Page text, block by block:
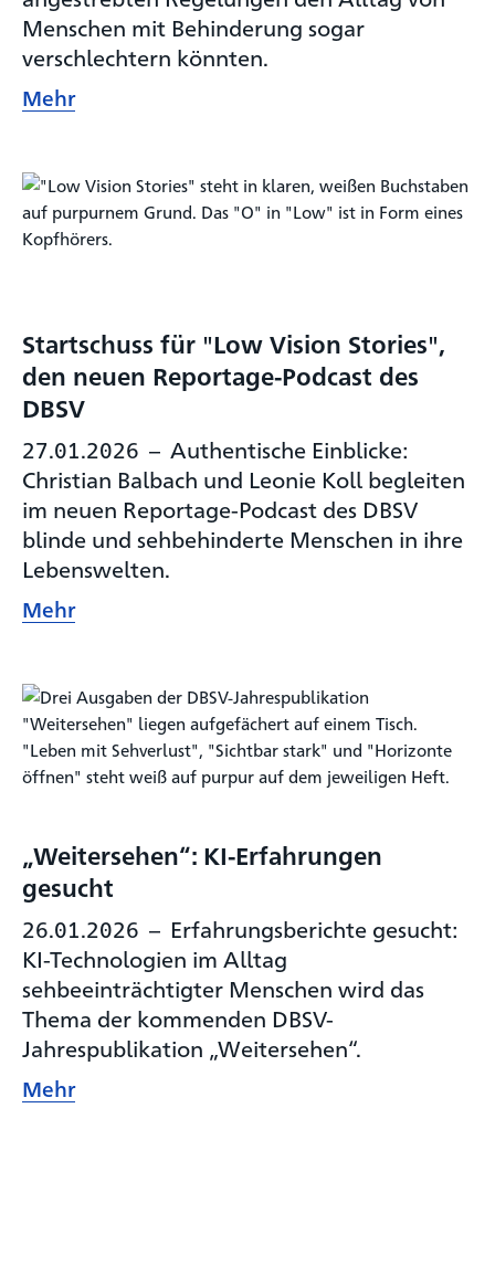
Menschen mit Behinderung sogar
verschlechtern könnten.
Mehr
Startschuss für "Low Vision Stories",
den neuen Reportage-Podcast des
DBSV
27.01.2026 – Authentische Einblicke:
Christian Balbach und Leonie Koll begleiten
im neuen Reportage-Podcast des DBSV
blinde und sehbehinderte Menschen in ihre
Lebenswelten.
Mehr
„Weitersehen“: KI-Erfahrungen
gesucht
26.01.2026 – Erfahrungsberichte gesucht:
KI-Technologien im Alltag
sehbeeinträchtigter Menschen wird das
Thema der kommenden DBSV-
Jahrespublikation „Weitersehen“.
Mehr